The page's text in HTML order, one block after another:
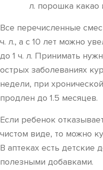
л. порошка какао
Все перечисленные
ч. л., а с 10 лет можно
до 1 ч. л. Принимать
острых заболеваниях
недели, при
продлен до 1.5 месяцев.
Если ребенок
чистом виде, то можно
В аптеках есть детские
полезными добавками.